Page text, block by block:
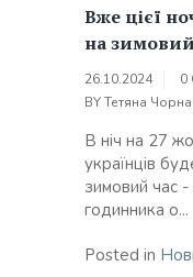
Вже цієї
на
26.10.2024
0
BYТетяна Чорна
В ніч на 27
українців
зимовий час
годинника о...
Posted in